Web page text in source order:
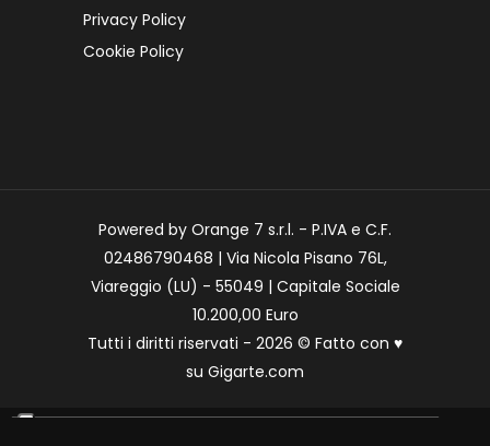
Privacy Policy
Cookie Policy
Powered by Orange 7 s.r.l. - P.IVA e C.F.
02486790468 | Via Nicola Pisano 76L,
Viareggio (LU) - 55049 | Capitale Sociale
10.200,00 Euro
Tutti i diritti riservati - 2026 © Fatto con ♥
su Gigarte.com